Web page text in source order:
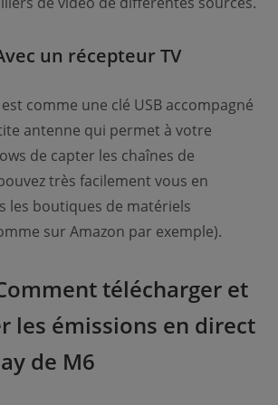
un récepteur TV
comme une clé USB accompagné
antenne qui permet à votre
de capter les chaînes de
très facilement vous en
les boutiques de matériels
sur Amazon par exemple).
télécharger et
les émissions en direct
de M6